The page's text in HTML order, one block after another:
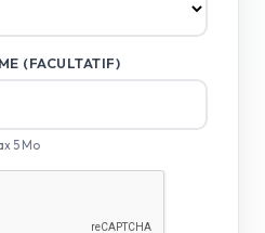
(FACULTATIF)
5 Mo